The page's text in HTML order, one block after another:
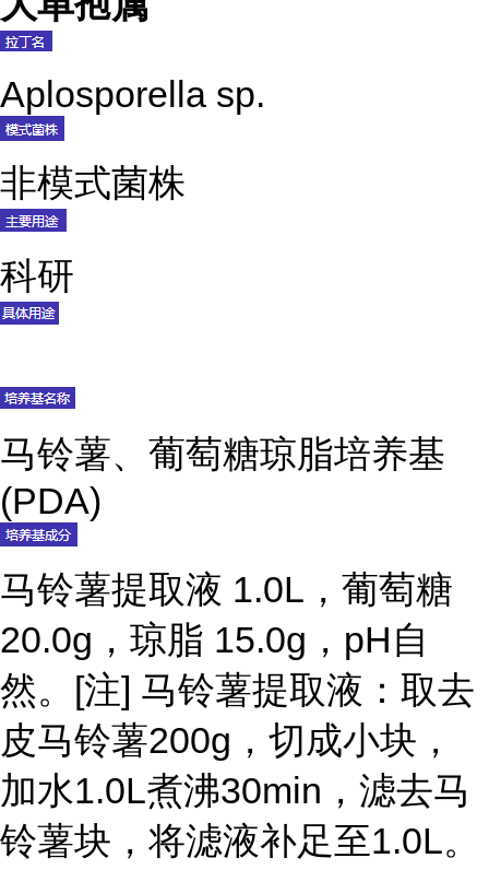
Aplosporella sp.
非模式菌株
科研
马铃薯、葡萄糖琼脂培养基
(PDA)
马铃薯提取液 1.0L，葡萄糖
20.0g，琼脂 15.0g，pH自
然。[注] 马铃薯提取液：取去
皮马铃薯200g，切成小块，
加水1.0L煮沸30min，滤去马
铃薯块，将滤液补足至1.0L。